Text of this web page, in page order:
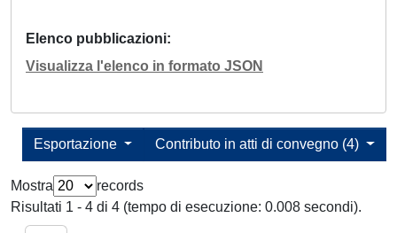
Elenco pubblicazioni
Visualizza l'elenco in formato JSON
Contributo in atti di convegno (4)
Esportazione
Mostra
records
Risultati 1 - 4 di 4 (tempo di esecuzione: 0.008 secondi).